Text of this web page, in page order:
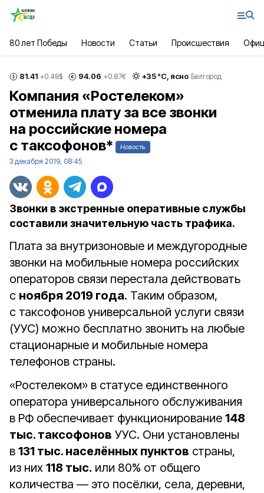
80 лет Победы Новости Статьи Происшествия
81.41 +0.48$ 94.06 +0.87€ +35°С, ясно Белгород
Компания «Ростелеком»
отменила плату за все звонки
на российские номера
с таксофонов*
Новость
3 декабря 2019, 08:45
Звонки в экстренные оперативные службы
составили значительную часть трафика.
Плата за внутризоновые и междугородные
звонки на мобильные номера российских
операторов связи перестала действовать
с ноября 2019 года. Таким образом,
с таксофонов универсальной услуги связи
(УУС) можно бесплатно звонить на любые
стационарные и мобильные номера
телефонов страны.
«Ростелеком» в статусе единственного
оператора универсального обслуживания
в РФ обеспечивает функционирование 148
тыс. таксофонов УУС. Они установлены
в 131 тыс. населённых пунктов страны,
из них 118 тыс. или 80% от общего
количества — это посёлки, села, деревни,